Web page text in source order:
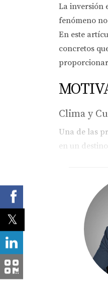
La inversión
fenómeno
En este
concretos
Clima y
Una de las
en un
cómodos
Florida
encontrar
adicionales
La